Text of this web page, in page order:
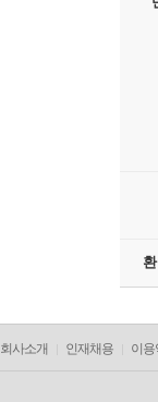
회사소개 인재채용 이용